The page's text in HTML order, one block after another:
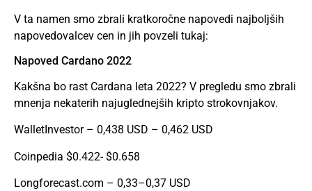
V ta namen smo zbrali kratkoročne napovedi najboljših
napovedovalcev cen in jih povzeli tukaj:
Napoved Cardano 2022
Kakšna bo rast Cardana leta 2022? V pregledu smo zbrali
mnenja nekaterih najuglednejših kripto strokovnjakov.
WalletInvestor – 0,438 USD – 0,462 USD
Coinpedia $0.422- $0.658
Longforecast.com – 0,33–0,37 USD